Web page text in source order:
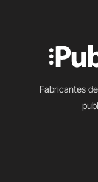
Fabricantes